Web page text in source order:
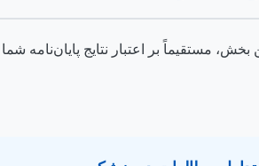
بر اعتبار نتایج پایان‌نامه شما